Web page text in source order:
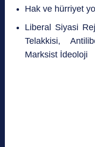
Hak ve hürriyet
Liberal Siyasi
Telakkisi,
Marksist İdeoloji